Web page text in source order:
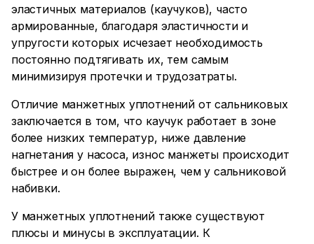
эластичных материалов (каучуков), часто
армированные, благодаря эластичности и
упругости которых исчезает необходимость
постоянно подтягивать их, тем самым
минимизируя протечки и трудозатраты.
Отличие манжетных уплотнений от сальниковых
заключается в том, что каучук работает в зоне
более низких температур, ниже давление
нагнетания у насоса, износ манжеты происходит
быстрее и он более выражен, чем у сальниковой
набивки.
У манжетных уплотнений также существуют
плюсы и минусы в эксплуатации. К